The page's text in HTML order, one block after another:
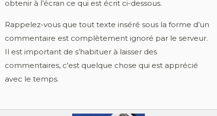
obtenir à l’écran ce qui est écrit ci-dessous.
Rappelez-vous que tout texte inséré sous la forme d’un
commentaire est complètement ignoré par le serveur.
Il est important de s’habituer à laisser des
commentaires, c’est quelque chose qui est apprécié
avec le temps.